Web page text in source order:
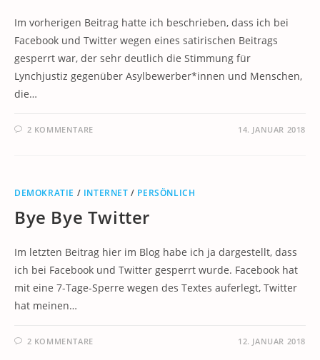
Im vorherigen Beitrag hatte ich beschrieben, dass ich bei
Facebook und Twitter wegen eines satirischen Beitrags
gesperrt war, der sehr deutlich die Stimmung für
Lynchjustiz gegenüber Asylbewerber*innen und Menschen,
die…
2 KOMMENTARE 14. JANUAR 2018
DEMOKRATIE / INTERNET / PERSÖNLICH
Bye Bye Twitter
Im letzten Beitrag hier im Blog habe ich ja dargestellt, dass
ich bei Facebook und Twitter gesperrt wurde. Facebook hat
mit eine 7-Tage-Sperre wegen des Textes auferlegt, Twitter
hat meinen…
2 KOMMENTARE 12. JANUAR 2018